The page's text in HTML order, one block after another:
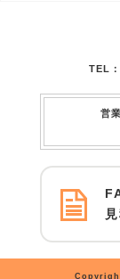
TEL
営